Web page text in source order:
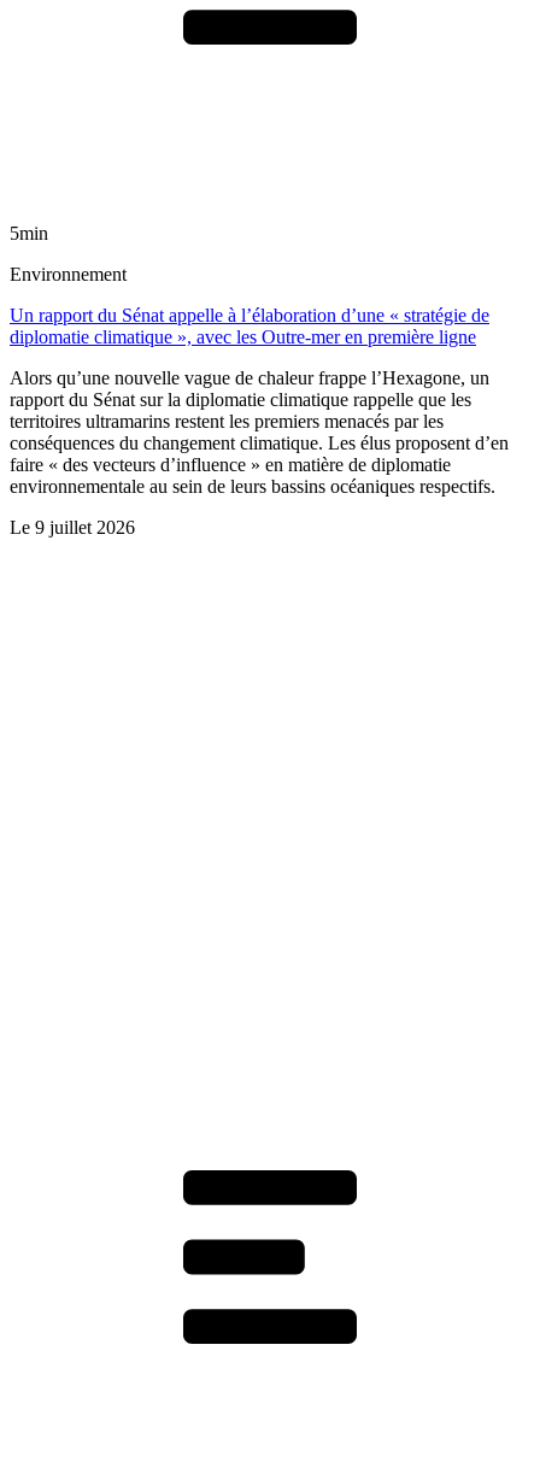
5min
Environnement
Un rapport du Sénat appelle à l’élaboration d’une « stratégie de
diplomatie climatique », avec les Outre-mer en première ligne
Alors qu’une nouvelle vague de chaleur frappe l’Hexagone, un
rapport du Sénat sur la diplomatie climatique rappelle que les
territoires ultramarins restent les premiers menacés par les
conséquences du changement climatique. Les élus proposent d’en
faire « des vecteurs d’influence » en matière de diplomatie
environnementale au sein de leurs bassins océaniques respectifs.
Le 9 juillet 2026